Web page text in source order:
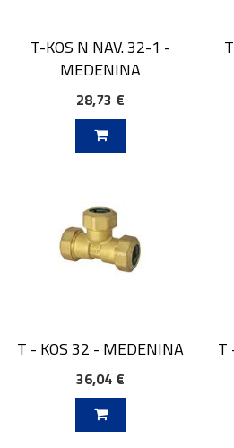
T-KOS N NAV. 32-1 -
MEDENINA
28,73 €
T - KOS 32 - MEDENINA
36,04 €
T